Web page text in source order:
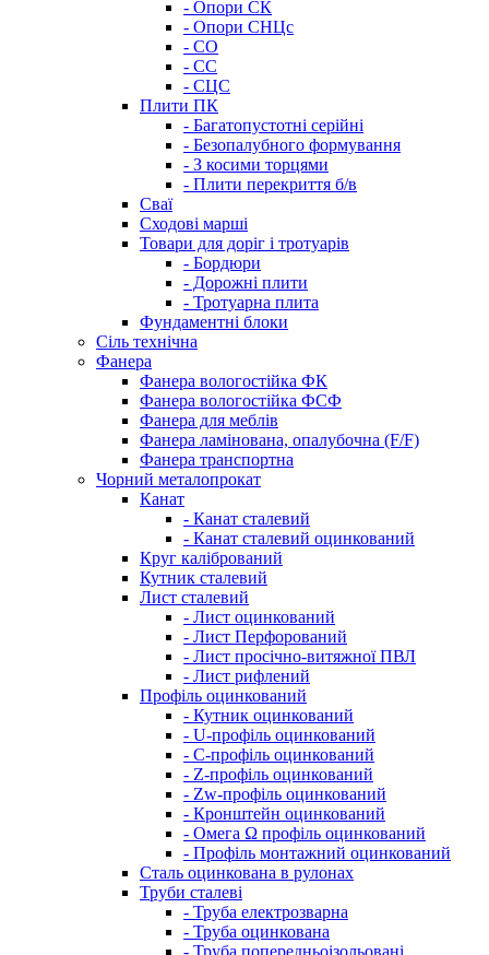
- Опори СК
- Опори СНЦс
- СО
- СС
- СЦС
Плити ПК
- Багатопустотні серійні
- Безопалубного формування
- З косими торцями
- Плити перекриття б/в
Сваї
Сходові марші
Товари для доріг і тротуарів
- Бордюри
- Дорожні плити
- Тротуарна плита
Фундаментні блоки
Сіль технічна
Фанера
Фанера вологостійка ФК
Фанера вологостійка ФСФ
Фанера для меблів
Фанера ламінована, опалубочна (F/F)
Фанера транспортна
Чорний металопрокат
Канат
- Канат сталевий
- Канат сталевий оцинкований
Круг калібрований
Кутник сталевий
Лист сталевий
- Лист оцинкований
- Лист Перфорований
- Лист просічно-витяжної ПВЛ
- Лист рифлений
Профіль оцинкований
- Кутник оцинкований
- U-профіль оцинкований
- С-профіль оцинкований
- Z-профіль оцинкований
- Zw-профіль оцинкований
- Кронштейн оцинкований
- Омега Ω профіль оцинкований
- Профіль монтажний оцинкований
Сталь оцинкована в рулонах
Труби сталеві
- Труба електрозварна
- Труба оцинкована
- Труба попередньоізольовані